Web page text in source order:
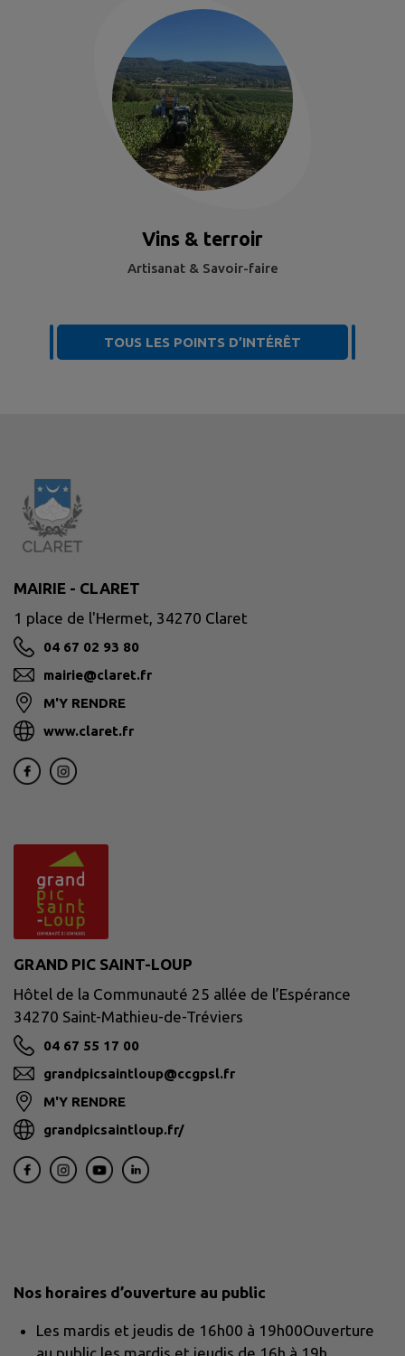
Vins & terroir
Artisanat & Savoir-faire
TOUS LES POINTS D’INTÉRÊT
MAIRIE - CLARET
1 place de l'Hermet, 34270 Claret
04 67 02 93 80
mairie@claret.fr
M'Y RENDRE
www.claret.fr
GRAND PIC SAINT-LOUP
Hôtel de la Communauté 25 allée de l’Espérance
34270 Saint-Mathieu-de-Tréviers
04 67 55 17 00
grandpicsaintloup@ccgpsl.fr
M'Y RENDRE
grandpicsaintloup.fr/
Nos horaires d’ouverture au public
Les mardis et jeudis de 16h00 à 19h00Ouverture